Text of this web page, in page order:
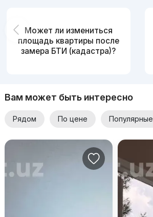
Может ли измениться
площадь квартиры после
замера БТИ (кадастра)?
Вам может быть интересно
Рядом По цене Популярные